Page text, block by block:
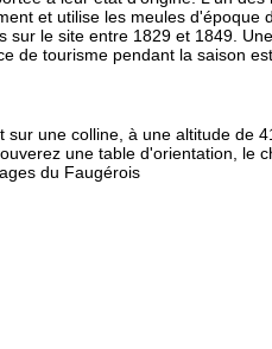
et utilise les meules d'époque
sur le site entre 1829 et 1849.
de tourisme pendant la saison
sur une colline, à une altitude de
une table d'orientation, le
du Faugérois